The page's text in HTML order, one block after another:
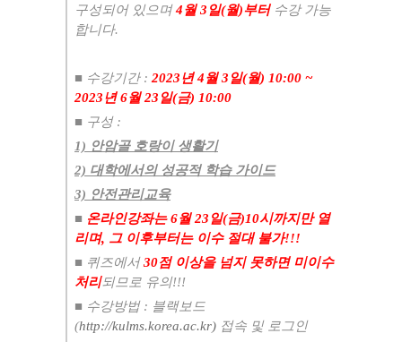
구성되어 있으며4월 3 일(월)부터 수강 가능
합니다.
■ 수강기간 :2023년 4월 3 일(월) 10:00 ~
2023년 6월23 일(금) 10:00
​■ 구성 :
1) 안암골 호랑이 생활기
2) 대학에서의 성공적 학습 가이드
3) 안전관리교육
​■ 온라인강좌는 6월23 일(금)10시까지만 열
리며, 그 이후부터는 이수 절대 불가!!!
■ 퀴즈에서30점 이상을 넘지 못하면 미이수
처리되므로 유의!!!
■ 수강방법 : 블랙보드
(http://kulms.korea.ac.kr) 접속 및 로그인